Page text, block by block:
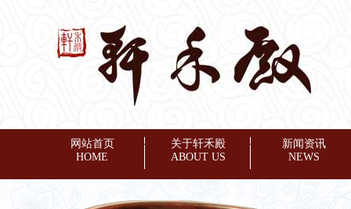
网站首页
HOME
◆
关于轩禾殿
ABOUT US
◆
新闻资讯
NEWS